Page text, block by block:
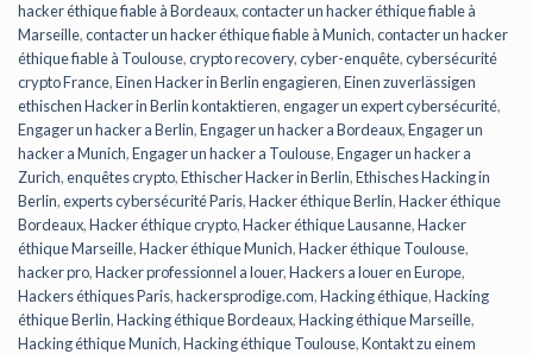
hacker éthique fiable à Bordeaux,contacter un hacker éthique fiable à
Marseille,contacter un hacker éthique fiable à Munich,contacter un hacker
éthique fiable à Toulouse,crypto recovery,cyber-enquête,cybersécurité
crypto France,Einen Hacker in Berlin engagieren,Einen zuverlässigen
ethischen Hacker in Berlin kontaktieren,engager un expert cybersécurité,
Engager un hacker a Berlin,Engager un hacker a Bordeaux,Engager un
hacker a Munich,Engager un hacker a Toulouse,Engager un hacker a
Zurich,enquêtes crypto,Ethischer Hacker in Berlin,Ethisches Hacking in
Berlin,experts cybersécurité Paris,Hacker éthique Berlin,Hacker éthique
Bordeaux,Hacker éthique crypto,Hacker éthique Lausanne,Hacker
éthique Marseille,Hacker éthique Munich,Hacker éthique Toulouse,
hacker pro,Hacker professionnel a louer,Hackers a louer en Europe,
Hackers éthiques Paris,hackersprodige.com,Hacking éthique,Hacking
éthique Berlin,Hacking éthique Bordeaux,Hacking éthique Marseille,
Hacking éthique Munich,Hacking éthique Toulouse,Kontakt zu einem